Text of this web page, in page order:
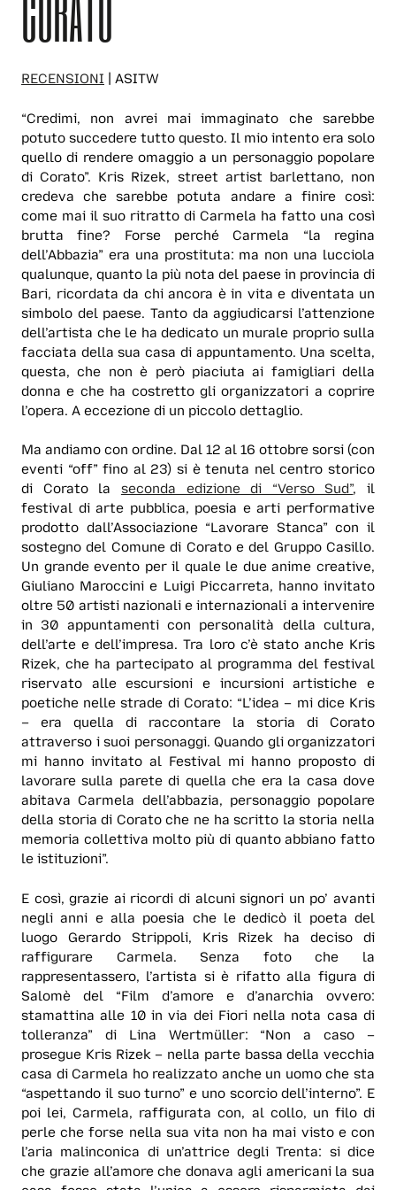
RECENSIONI | ASITW
“Credimi, non avrei mai immaginato che sarebbe
potuto succedere tutto questo. Il mio intento era solo
quello di rendere omaggio a un personaggio popolare
di Corato”. Kris Rizek, street artist barlettano, non
credeva che sarebbe potuta andare a finire così:
come mai il suo ritratto di Carmela ha fatto una così
brutta fine? Forse perché Carmela “la regina
dell’Abbazia” era una prostituta: ma non una lucciola
qualunque, quanto la più nota del paese in provincia di
Bari, ricordata da chi ancora è in vita e diventata un
simbolo del paese. Tanto da aggiudicarsi l’attenzione
dell’artista che le ha dedicato un murale proprio sulla
facciata della sua casa di appuntamento. Una scelta,
questa, che non è però piaciuta ai famigliari della
donna e che ha costretto gli organizzatori a coprire
l’opera. A eccezione di un piccolo dettaglio.
Ma andiamo con ordine. Dal 12 al 16 ottobre sorsi (con
eventi “off” fino al 23) si è tenuta nel centro storico
di Corato la seconda edizione di “Verso Sud”, il
festival di arte pubblica, poesia e arti performative
prodotto dall’Associazione “Lavorare Stanca” con il
sostegno del Comune di Corato e del Gruppo Casillo.
Un grande evento per il quale le due anime creative,
Giuliano Maroccini e Luigi Piccarreta, hanno invitato
oltre 50 artisti nazionali e internazionali a intervenire
in 30 appuntamenti con personalità della cultura,
dell’arte e dell’impresa. Tra loro c’è stato anche Kris
Rizek, che ha partecipato al programma del festival
riservato alle escursioni e incursioni artistiche e
poetiche nelle strade di Corato: “L’idea – mi dice Kris
– era quella di raccontare la storia di Corato
attraverso i suoi personaggi. Quando gli organizzatori
mi hanno invitato al Festival mi hanno proposto di
lavorare sulla parete di quella che era la casa dove
abitava Carmela dell’abbazia, personaggio popolare
della storia di Corato che ne ha scritto la storia nella
memoria collettiva molto più di quanto abbiano fatto
le istituzioni”.
E così, grazie ai ricordi di alcuni signori un po’ avanti
negli anni e alla poesia che le dedicò il poeta del
luogo Gerardo Strippoli, Kris Rizek ha deciso di
raffigurare Carmela. Senza foto che la
rappresentassero, l’artista si è rifatto alla figura di
Salomè del “Film d’amore e d’anarchia ovvero:
stamattina alle 10 in via dei Fiori nella nota casa di
tolleranza” di Lina Wertmüller: “Non a caso –
prosegue Kris Rizek – nella parte bassa della vecchia
casa di Carmela ho realizzato anche un uomo che sta
“aspettando il suo turno” e uno scorcio dell’interno”. E
poi lei, Carmela, raffigurata con, al collo, un filo di
perle che forse nella sua vita non ha mai visto e con
l’aria malinconica di un’attrice degli Trenta: si dice
che grazie all’amore che donava agli americani la sua